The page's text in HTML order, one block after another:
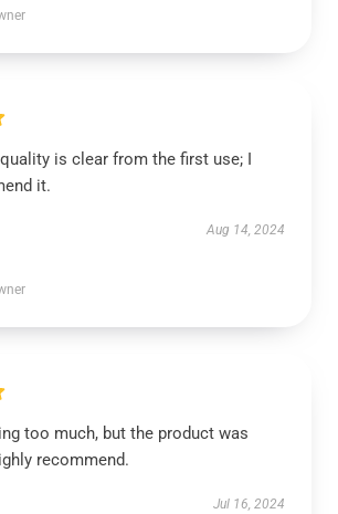
quality is clear from the first use; I
it.
Aug 14, 2024
too much, but the product was
recommend.
Jul 16, 2024